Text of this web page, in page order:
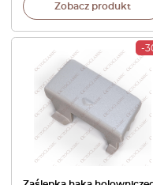
Zobacz produkt
-